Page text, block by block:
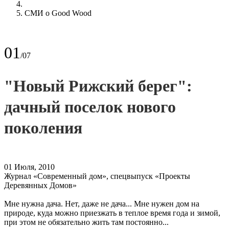
СМИ о Good Wood
01 /07
"Новый Рижский берег":
дачный поселок нового
поколения
01 Июля, 2010
Журнал «Современный дом», спецвыпуск «Проекты
Деревянных Домов»
Мне нужна дача. Нет, даже не дача... Мне нужен дом на
природе, куда можно приезжать в теплое время года и зимой,
при этом не обязательно жить там постоянно...